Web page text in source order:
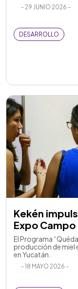
- 29 JUNIO 2026 -
DESARROLLO
Kekén
Expo Campo
El Programa
producción de miel
en Yucatán.
- 18 MAYO 2026 -